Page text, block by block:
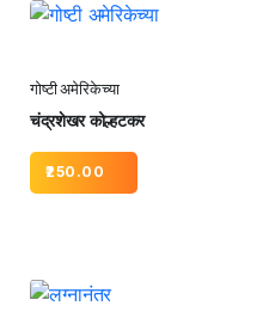
गोष्टी अमेरिकेच्या
चंद्रशेखर कोल्हटकर
250.00